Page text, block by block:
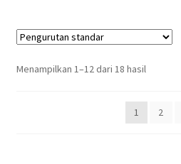
Menampilkan 1–12 dari 18 hasil
1 2